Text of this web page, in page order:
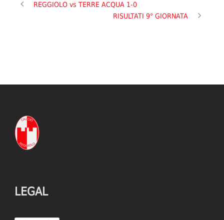
REGGIOLO vs TERRE ACQUA 1-0
RISULTATI 9° GIORNATA
LEGAL